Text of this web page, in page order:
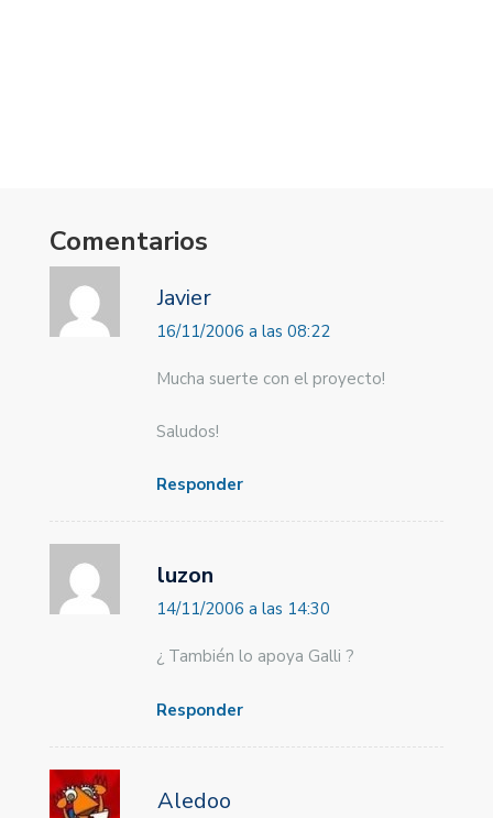
Comentarios
Javier
16/11/2006 a las 08:22
Mucha suerte con el proyecto!
Saludos!
Responder
luzon
14/11/2006 a las 14:30
¿ También lo apoya Galli ?
Responder
Aledoo